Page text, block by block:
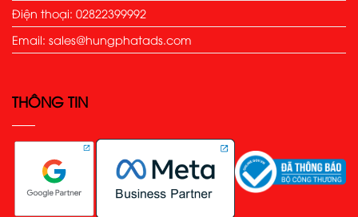
Điện thoại: 02822399992
Email: sales@hungphatads.com
THÔNG TIN